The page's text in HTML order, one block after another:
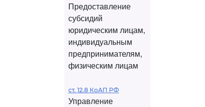
Предоставление
субсидий
юридическим лицам,
индивидуальным
предпринимателям,
физическим лицам
ст. 12.8 КоАП РФ
Управление